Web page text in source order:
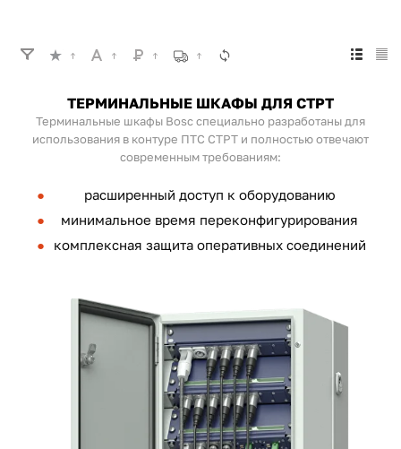
ТЕРМИНАЛЬНЫЕ ШКАФЫ ДЛЯ СТРТ
Терминальные шкафы Bosc специально разработаны для
использования в контуре ПТС СТРТ и полностью отвечают
современным требованиям:
расширенный доступ к оборудованию
минимальное время переконфигурирования
комплексная защита оперативных соединений